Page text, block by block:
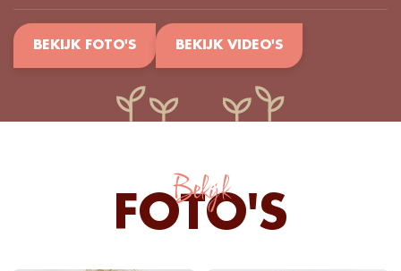
BEKIJK FOTO'S BEKIJK VIDEO'S
Bekijk
FOTO'S